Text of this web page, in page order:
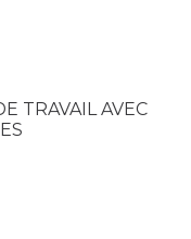
TRAVAIL AVEC